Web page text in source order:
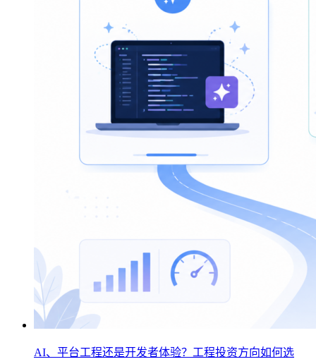
AI、平台工程还是开发者体验？工程投资方向如何选